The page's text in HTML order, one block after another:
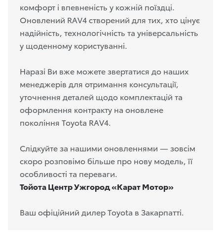
комфорт і впевненість у кожній поїздці.
Оновлений RAV4 створений для тих, хто цінує
надійність, технологічність та універсальність
у щоденному користуванні.
Наразі Ви вже можете звертатися до наших
менеджерів для отримання консультації,
уточнення деталей щодо комплектацій та
оформлення контракту на оновлене
покоління Toyota RAV4.
Слідкуйте за нашими оновленнями — зовсім
скоро розповімо більше про нову модель, її
особливості та переваги.
Тойота Центр Ужгород «Карат Мотор»
Ваш офіційний дилер Toyota в Закарпатті.